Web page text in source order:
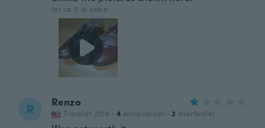
for ca. 5 år siden
R Renzo
Tilmeldt 2016 · 4 anmeldelser · 2 overførsler